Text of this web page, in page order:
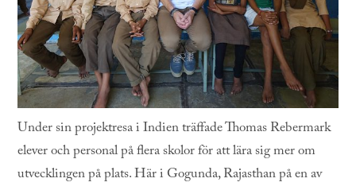
Under sin projektresa i Indien träffade Thomas Rebermark
elever och personal på flera skolor för att lära sig mer om
utvecklingen på plats. Här i Gogunda, Rajasthan på en av